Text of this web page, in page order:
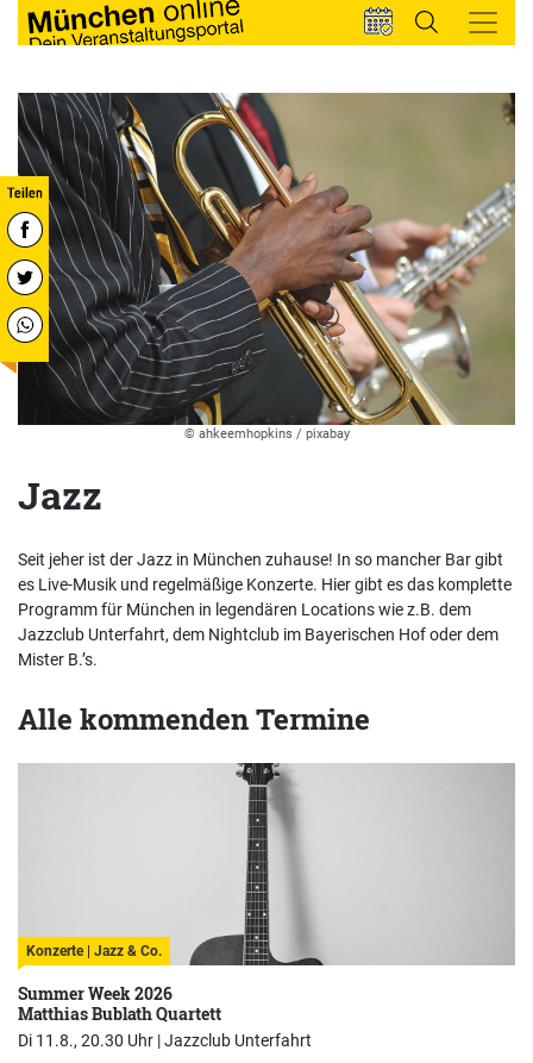
© ahkeemhopkins / pixabay
Jazz
Seit jeher ist der Jazz in München zuhause! In so mancher Bar gibt
es Live-Musik und regelmäßige Konzerte. Hier gibt es das komplette
Programm für München in legendären Locations wie z.B. dem
Jazzclub Unterfahrt, dem Nightclub im Bayerischen Hof oder dem
Mister B.’s.
Alle kommenden Termine
Konzerte | Jazz & Co.
Summer Week 2026
Matthias Bublath Quartett
Di 11.8., 20.30 Uhr |Jazzclub Unterfahrt